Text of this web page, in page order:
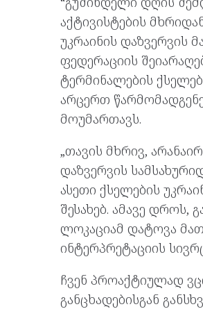
აქტივისტების
უკრაინის დაზვერვის
ფედერაციის
ტერმინალების
არცერთ
მოუმართავს.
„თავის მხრივ,
დაზვერვის
ასეთი ქსელების
შესახებ. ამავე
ლოკაციამ დატოვა
ინტერპრეტაციის
ჩვენ პროაქტიულად
განცხადებისგან